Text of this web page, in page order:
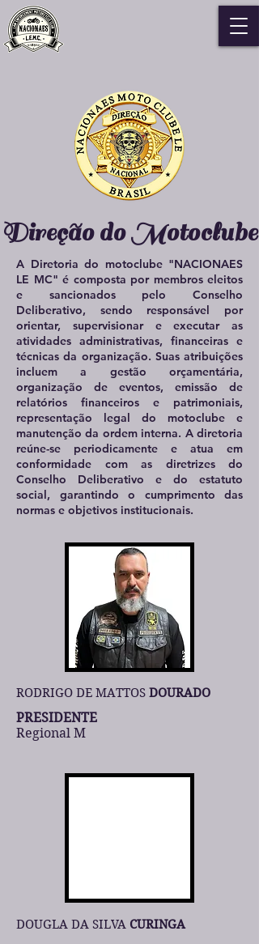
Direção do Motoclube
A Diretoria do motoclube "NACIONAES
LE MC" é composta por membros eleitos
e sancionados pelo Conselho
Deliberativo, sendo responsável por
orientar, supervisionar e executar as
atividades administrativas, financeiras e
técnicas da organização. Suas atribuições
incluem a gestão orçamentária,
organização de eventos, emissão de
relatórios financeiros e patrimoniais,
representação legal do motoclube e
manutenção da ordem interna. A diretoria
reúne-se periodicamente e atua em
conformidade com as diretrizes do
Conselho Deliberativo e do estatuto
social, garantindo o cumprimento das
normas e objetivos institucionais.
RODRIGO DE MATTOS DOURADO
PRESIDENTE
Regional M
DOUGLA DA SILVA CURINGA